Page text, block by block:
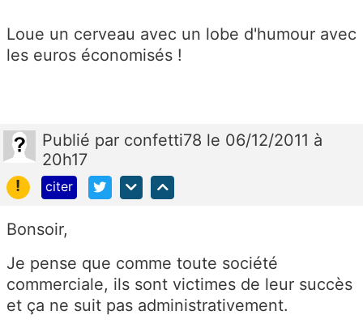
Loue un cerveau avec un lobe d'humour avec
les euros économisés !
Publié par confetti78 le 06/12/2011 à
20h17
!
citer
Bonsoir,
Je pense que comme toute société
commerciale, ils sont victimes de leur succès
et ça ne suit pas administrativement.